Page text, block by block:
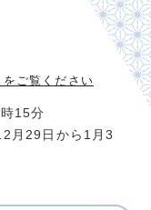
をご覧ください
15分
月29日から1月3